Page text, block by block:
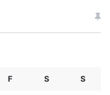
F S S